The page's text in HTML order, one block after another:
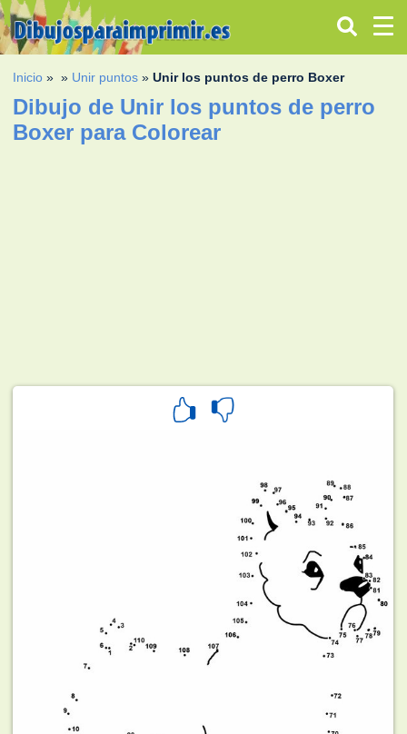
Inicio » » Unir puntos »Unir los puntos de perro Boxer
Dibujo de Unir los puntos de perro
Boxer para Colorear